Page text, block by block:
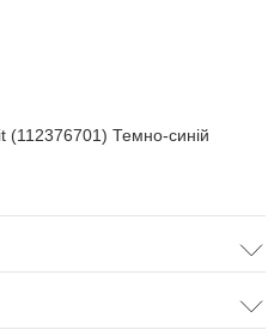
(112376701) Темно-синій